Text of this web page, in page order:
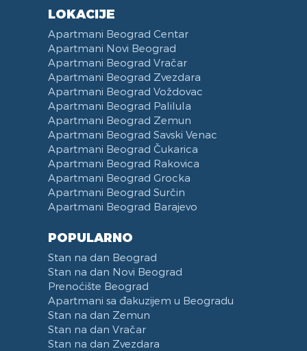
LOKACIJE
Apartmani Beograd Centar
Apartmani Novi Beograd
Apartmani Beograd Vračar
Apartmani Beograd Zvezdara
Apartmani Beograd Voždovac
Apartmani Beograd Palilula
Apartmani Beograd Zemun
Apartmani Beograd Savski Venac
Apartmani Beograd Čukarica
Apartmani Beograd Rakovica
Apartmani Beograd Grocka
Apartmani Beograd Surčin
Apartmani Beograd Barajevo
POPULARNO
Stan na dan Beograd
Stan na dan Novi Beograd
Prenoćište Beograd
Apartmani sa đakuzijem u Beogradu
Stan na dan Zemun
Stan na dan Vračar
Stan na dan Zvezdara